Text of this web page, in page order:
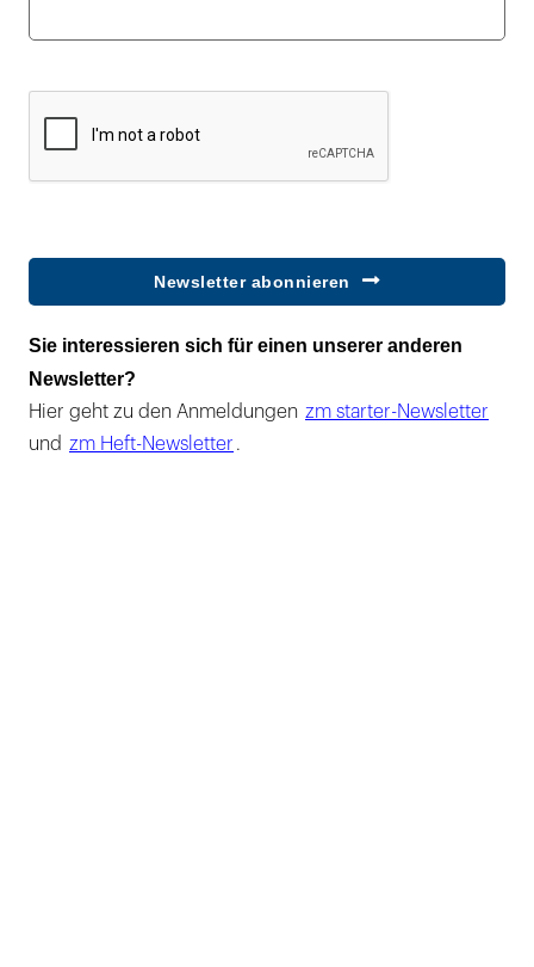
Newsletter abonnieren
Sie interessieren sich für einen unserer anderen
Newsletter?
Hier geht zu den Anmeldungen zm starter-Newsletter
und zm Heft-Newsletter .